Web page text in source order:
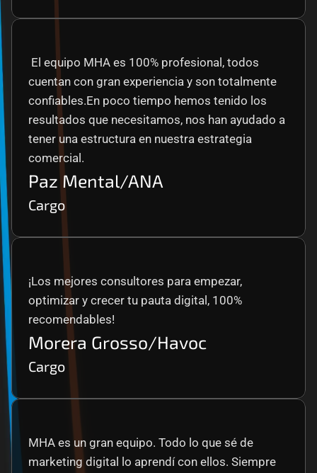
cuentan con gran experiencia y son totalmente
confiables.En poco tiempo hemos tenido los
resultados que necesitamos, nos han ayudado a
tener una estructura en nuestra estrategia
comercial.
Paz Mental/ANA
Cargo
¡Los mejores consultores para empezar,
optimizar y crecer tu pauta digital, 100%
recomendables!
Morera Grosso/Havoc
Cargo
MHA es un gran equipo. Todo lo que sé de
marketing digital lo aprendí con ellos. Siempre